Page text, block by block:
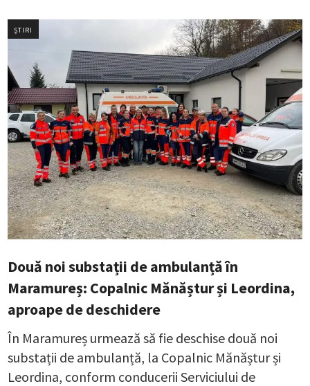
ȘTIRI
Două noi substații de ambulanță în
Maramureș: Copalnic Mănăștur și Leordina,
aproape de deschidere
În Maramureș urmează să fie deschise două noi
substații de ambulanță, la Copalnic Mănăștur și
Leordina, conform conducerii Serviciului de